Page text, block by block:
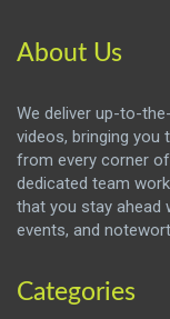
About Us
We deliver up-to-
videos, bringing
from every corner
dedicated team
that you stay ahead
events, and
Categories